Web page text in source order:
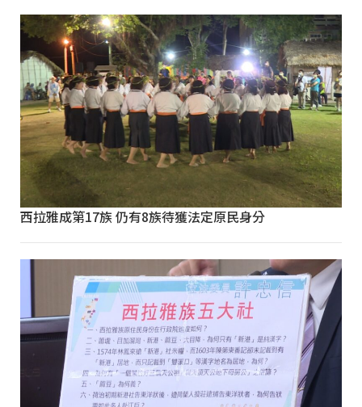
西拉雅成第17族 仍有8族待獲法定原民身分